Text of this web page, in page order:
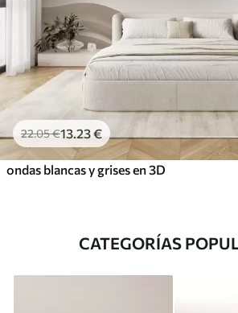
22.05€13 .23€
ondas blancas y grises en 3D
CATEGORÍAS